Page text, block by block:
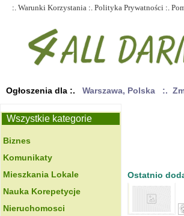
:. Warunki Korzystania :. Polityka Prywatności :.
Ogłoszenia dla :. Warszawa, Polska :.
Wszystkie kategorie
Biznes
Komunikaty
Mieszkania Lokale
Nauka Korepetycje
Nieruchomosci
Ostatnio